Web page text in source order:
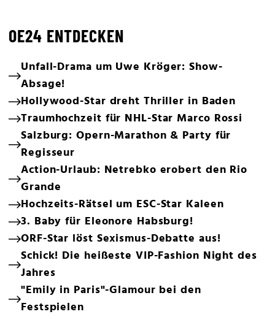
OE24 ENTDECKEN
Unfall-Drama um Uwe Kröger: Show-
Absage!
Hollywood-Star dreht Thriller in Baden
Traumhochzeit für NHL-Star Marco Rossi
Salzburg: Opern-Marathon & Party für
Regisseur
Action-Urlaub: Netrebko erobert den Rio
Grande
Hochzeits-Rätsel um ESC-Star Kaleen
3. Baby für Eleonore Habsburg!
ORF-Star löst Sexismus-Debatte aus!
Schick! Die heißeste VIP-Fashion Night des
Jahres
"Emily in Paris"-Glamour bei den
Festspielen